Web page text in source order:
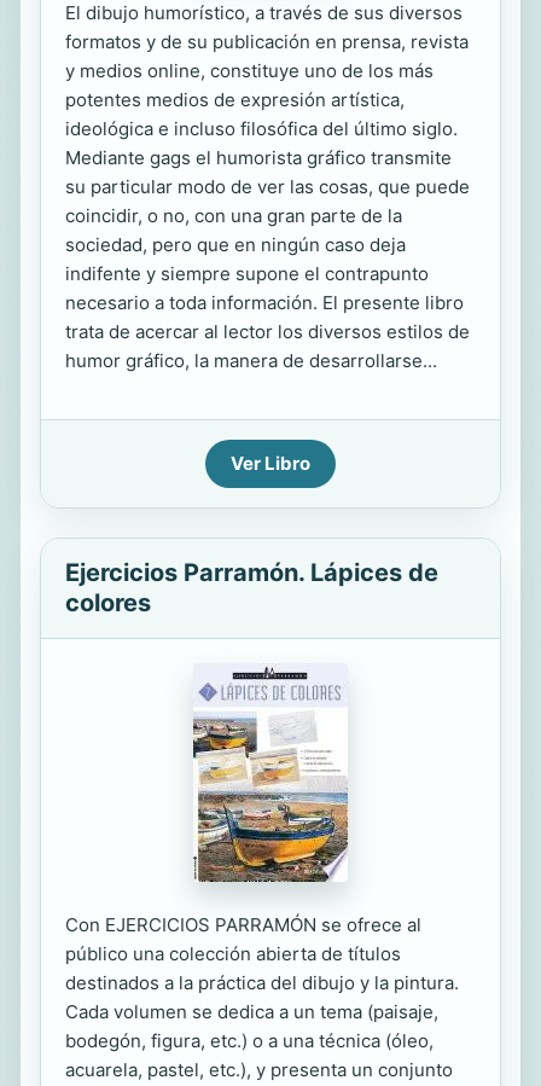
El dibujo humorístico, a través de sus diversos
formatos y de su publicación en prensa, revista
y medios online, constituye uno de los más
potentes medios de expresión artística,
ideológica e incluso filosófica del último siglo.
Mediante gags el humorista gráfico transmite
su particular modo de ver las cosas, que puede
coincidir, o no, con una gran parte de la
sociedad, pero que en ningún caso deja
indifente y siempre supone el contrapunto
necesario a toda información. El presente libro
trata de acercar al lector los diversos estilos de
humor gráfico, la manera de desarrollarse...
Ver Libro
Ejercicios Parramón. Lápices de
colores
Con EJERCICIOS PARRAMÓN se ofrece al
público una colección abierta de títulos
destinados a la práctica del dibujo y la pintura.
Cada volumen se dedica a un tema (paisaje,
bodegón, figura, etc.) o a una técnica (óleo,
acuarela, pastel, etc.), y presenta un conjunto